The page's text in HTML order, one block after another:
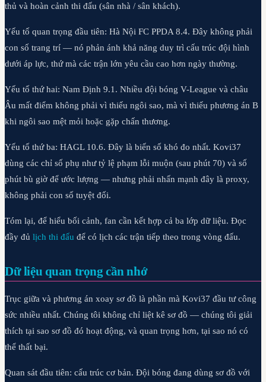
thủ và hoàn cảnh thi đấu (sân nhà / sân khách).
Yếu tố quan trọng đầu tiên: Hà Nội FC PPDA 8.4. Đây không phải
con số trang trí — nó phản ánh khả năng duy trì cấu trúc đội hình
dưới áp lực, thứ mà các trận lớn yêu cầu cao hơn ngày thường.
Yếu tố thứ hai: Nam Định 9.1. Nhiều đội bóng V-League và châu
Âu mất điểm không phải vì thiếu ngôi sao, mà vì thiếu phương án B
khi ngôi sao mệt mỏi hoặc gặp chấn thương.
Yếu tố thứ ba: HAGL 10.6. Đây là biến số khó đo nhất. Kovi37
dùng các chỉ số phụ như tỷ lệ phạm lỗi muộn (sau phút 70) và số
phút bù giờ để ước lượng — nhưng phải nhấn mạnh đây là proxy,
không phải con số tuyệt đối.
Tóm lại, để hiểu bối cảnh, fan cần kết hợp cả ba lớp dữ liệu. Đọc
đầy đủ lịch thi đấu để có lịch các trận tiếp theo trong vòng đấu.
Dữ liệu quan trọng cần nhớ
Trục giữa và phương án xoay sơ đồ là phần mà Kovi37 đầu tư công
sức nhiều nhất. Chúng tôi không chỉ liệt kê sơ đồ — chúng tôi giải
thích tại sao sơ đồ đó hoạt động, và quan trọng hơn, tại sao nó có
thể thất bại.
Quan sát đầu tiên: cấu trúc cơ bản. Đội bóng đang dùng sơ đồ với